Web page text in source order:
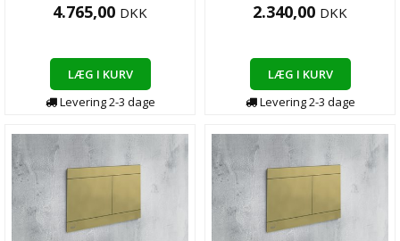
4.765,00 DKK
LÆG I KURV
Levering2-3 dage
2.340,00 DKK
LÆG I KURV
Levering2-3 dage